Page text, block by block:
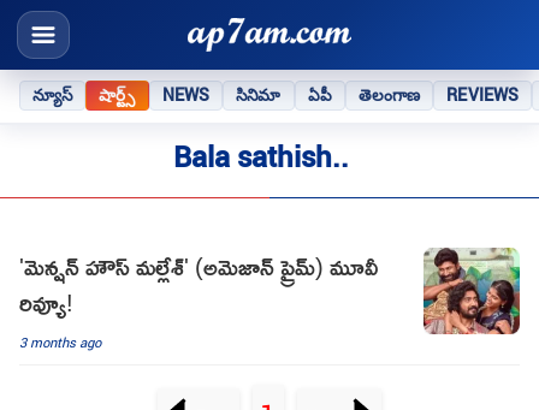
న్యూస్ షార్ట్స్ NEWS సినిమా ఏపీ తెలంగాణ REVIEWS
Bala sathish..
'మెన్షన్ హౌస్ మల్లేశ్' (అమెజాన్ ప్రైమ్) మూవీ
రివ్యూ!
3 months ago